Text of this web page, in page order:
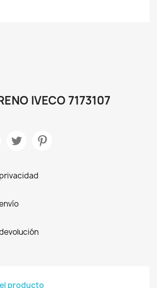
IVECO 7173107
producto